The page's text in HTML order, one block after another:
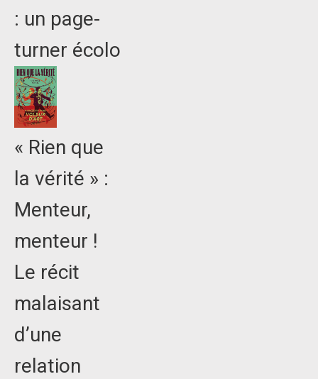
: un page-
turner écolo
« Rien que
la vérité » :
Menteur,
menteur !
Le récit
malaisant
d’une
relation